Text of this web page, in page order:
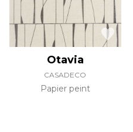
Otavia
CASADECO
Papier peint